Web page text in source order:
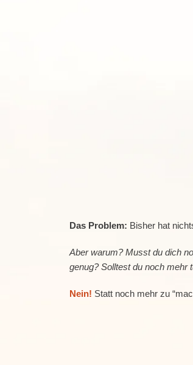
Das Problem: Bisher hat
Aber warum? Musst du dich
genug? Solltest du noch mehr
Nein! Statt noch mehr zu